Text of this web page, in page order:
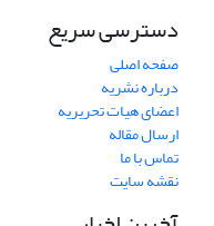
دسترسی سریع
صفحه اصلی
درباره نشریه
اعضای هیات تحریریه
ارسال مقاله
تماس با ما
نقشه سایت